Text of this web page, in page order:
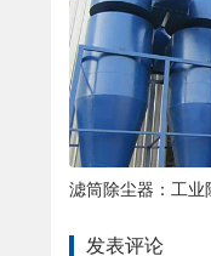
滤筒除尘器：工
发表评论